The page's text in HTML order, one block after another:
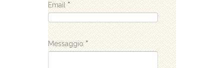
Email *
Messaggio *